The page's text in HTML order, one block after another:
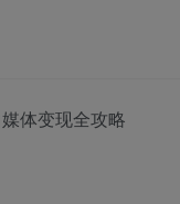
体变现全攻略